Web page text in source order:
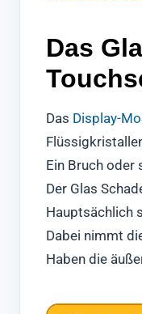
Das
Das Display-
Ein Bruch oder
Der Glas
Hauptsächlich
Dabei nimmt
Haben die